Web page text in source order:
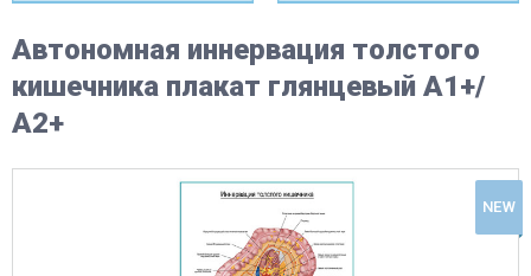
Автономная иннервация толстого
кишечника плакат глянцевый А1+/
А2+
NEW